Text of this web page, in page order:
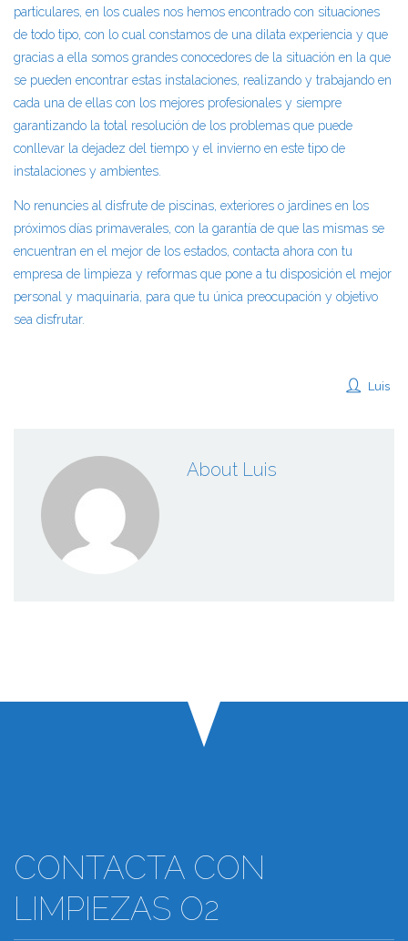
particulares, en los cuales nos hemos encontrado con situaciones
de todo tipo, con lo cual constamos de una dilata experiencia y que
gracias a ella somos grandes conocedores de la situación en la que
se pueden encontrar estas instalaciones, realizando y trabajando en
cada una de ellas con los mejores profesionales y siempre
garantizando la total resolución de los problemas que puede
conllevar la dejadez del tiempo y el invierno en este tipo de
instalaciones y ambientes.
No renuncies al disfrute de piscinas, exteriores o jardines en los
próximos días primaverales, con la garantía de que las mismas se
encuentran en el mejor de los estados, contacta ahora con tu
empresa de limpieza y reformas que pone a tu disposición el mejor
personal y maquinaria, para que tu única preocupación y objetivo
sea disfrutar.
Luis
About Luis
CONTACTA CON
LIMPIEZAS O2